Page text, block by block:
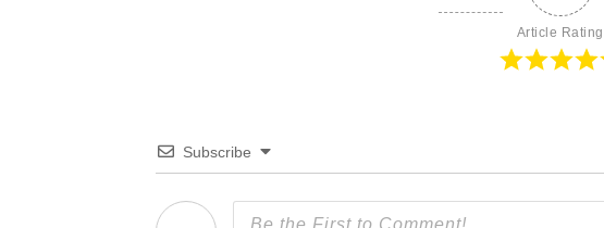
Article Rating
Subscribe